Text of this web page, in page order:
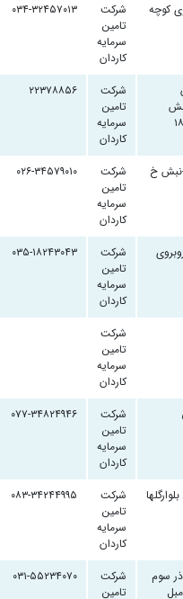
روبروی کوچه
شرکت
تامین
سرمایه
کاردان
۰۳۴-۳۲۴۵۷۰۱۳
نبش
شرکت
تامین
سرمایه
کاردان
۲۲۳۷۸۸۵۶
نبش خ
شرکت
تامین
سرمایه
کاردان
۰۲۶-۳۴۵۷۹۰۱۰
شرکت
تامین
سرمایه
کاردان
۰۳۵-۱۸۲۴۳۰۴۳
شرکت
تامین
سرمایه
کاردان
شرکت
تامین
سرمایه
کاردان
۰۷۷-۳۴۸۲۴۹۴۶
شرکت
تامین
سرمایه
کاردان
۰۸۳-۳۴۲۴۴۹۹۵
سوم
شرکت
تامین
۰۳۱-۵۵۲۳۴۰۷۰